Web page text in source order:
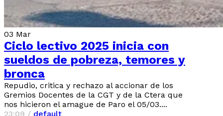
03 Mar
Ciclo lectivo 2025 inicia con
sueldos de pobreza, temores y
bronca
Repudio, critica y rechazo al accionar de los
Gremios Docentes de la CGT y de la Ctera que
nos hicieron el amague de Paro el 05/03....
23:09 / default